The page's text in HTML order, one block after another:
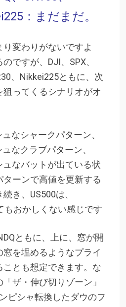
：まだまだ。
変わりがないですよ
ですが、DJI、SPX、
、Nikkei225ともに、次
ってくるシナリオがオ
なシャークパターン、
なクラブパターン、
ュなバットが出ている状
ーンで高値を更新する
き、US500は、
もおかしくない感じです
ともに、上に、窓が開
を埋めるようなプライ
ことも想定できます。な
ザ・伸び切りゾーン」
ピシャ転換したダウのフ